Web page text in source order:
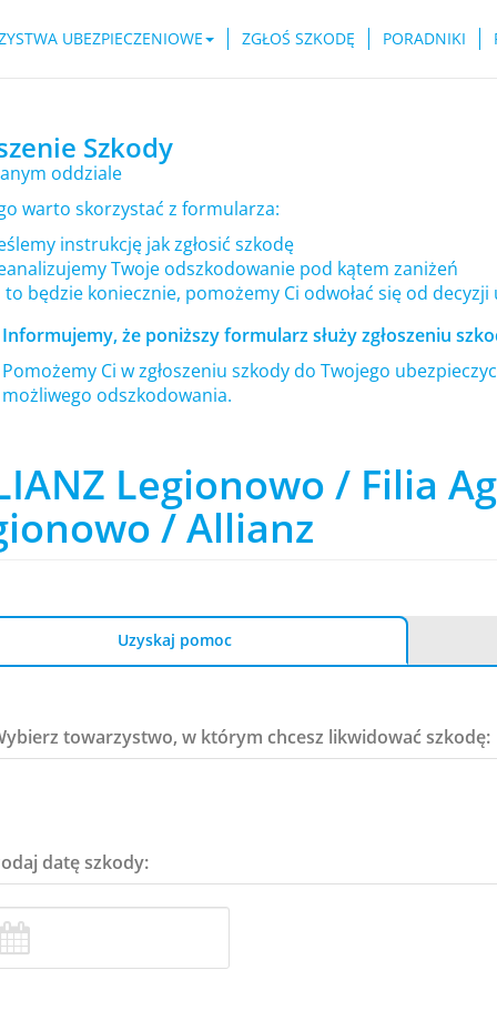
UBEZPIECZENIOWE ZGŁOŚ SZKODĘ PORADNIKI
Szkody
oddziale
warto skorzystać z formularza:
instrukcję jak zgłosić szkodę
Twoje odszkodowanie pod kątem zaniżeń
będzie koniecznie, pomożemy Ci odwołać się od decyzji
Informujemy, że poniższy formularz służy zgłoszeniu
Pomożemy Ci w zgłoszeniu szkody do Twojego
możliwego odszkodowania.
Legionowo / Filia
/ Allianz
Uzyskaj pomoc
towarzystwo, w którym chcesz likwidować szkodę:
datę szkody: